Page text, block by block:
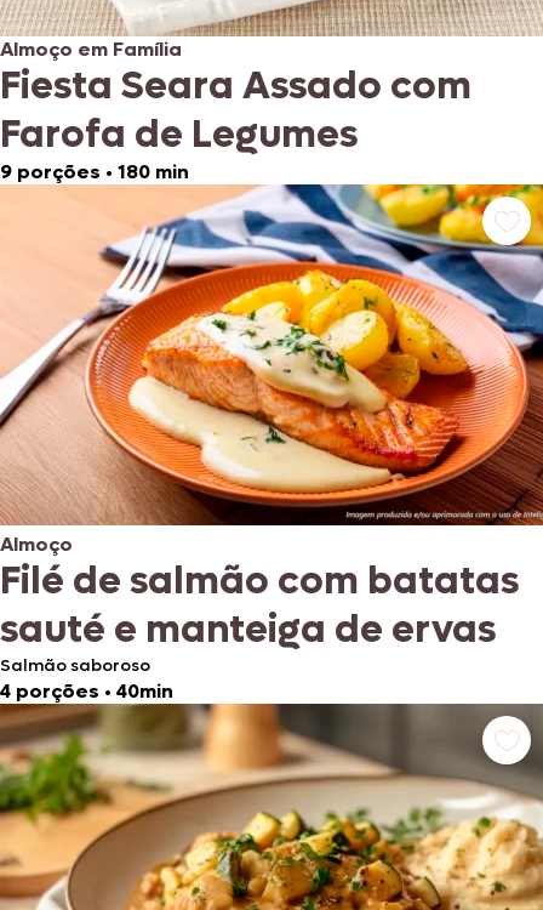
Almoço em Família
Fiesta Seara Assado com
Farofa de Legumes
9 porções • 180 min
Almoço
Filé de salmão com batatas
sauté e manteiga de ervas
Salmão saboroso
4 porções • 40min